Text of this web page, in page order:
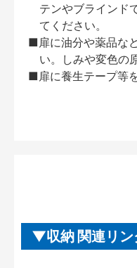
テンやブラインド
てください。
■扉に油分や薬品な
い。しみや変色の
■扉に養生テープ等
収納 関連リン